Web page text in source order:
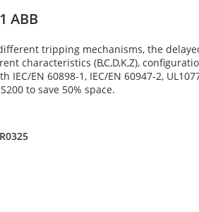
ABB
tripping mechanisms, the
(B,C,D,K,Z),
EN 60898-1, IEC/EN 60947-2,
to save 50% space.